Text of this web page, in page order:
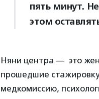
пять минут.
этом
Няни центра — это
прошедшие
медкомиссию,